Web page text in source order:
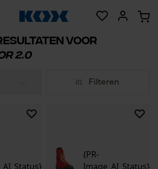
voor
2.0
Filteren
{PR-
Image_AI_Status}